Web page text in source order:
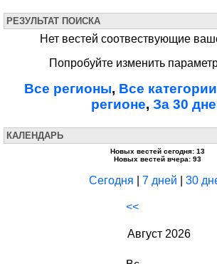
РЕЗУЛЬТАТ ПОИСКА
Нет вестей соотвествующие
Попробуйте изменить
Все регионы, Все
регионе, За 30
КАЛЕНДАРЬ
Новых вестей сегодня: 13
Новых вестей вчера: 93
Сегодня 7 дней 30
<<
Август 2026